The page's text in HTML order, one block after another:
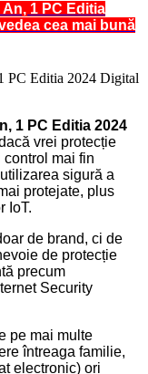
1 PC Editia
cea mai bună
1 PC Editia 2024
vrei protecție
mai fin
sigură a
protejate, plus
IoT.
de brand, ci de
de protecție
precum
Security
pe mai multe
întreaga familie,
electronic) ori